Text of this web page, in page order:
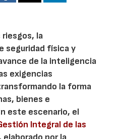
riesgos, la
seguridad física y
de la inteligencia
exigencias
la forma
bienes e
este escenario, el
Integral de las